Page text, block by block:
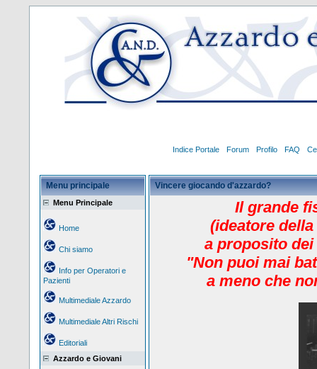
Indice Portale Forum Profilo FAQ
Menu principale
Menu Principale
Home
Chi siamo
Info per Operatori e
Pazienti
Multimediale Azzardo
Multimediale Altri Rischi
Editoriali
Azzardo e Giovani
Vincere giocando d'azzardo?
Il grande
(ideatore
a proposito
"Non puoi mai
a meno che